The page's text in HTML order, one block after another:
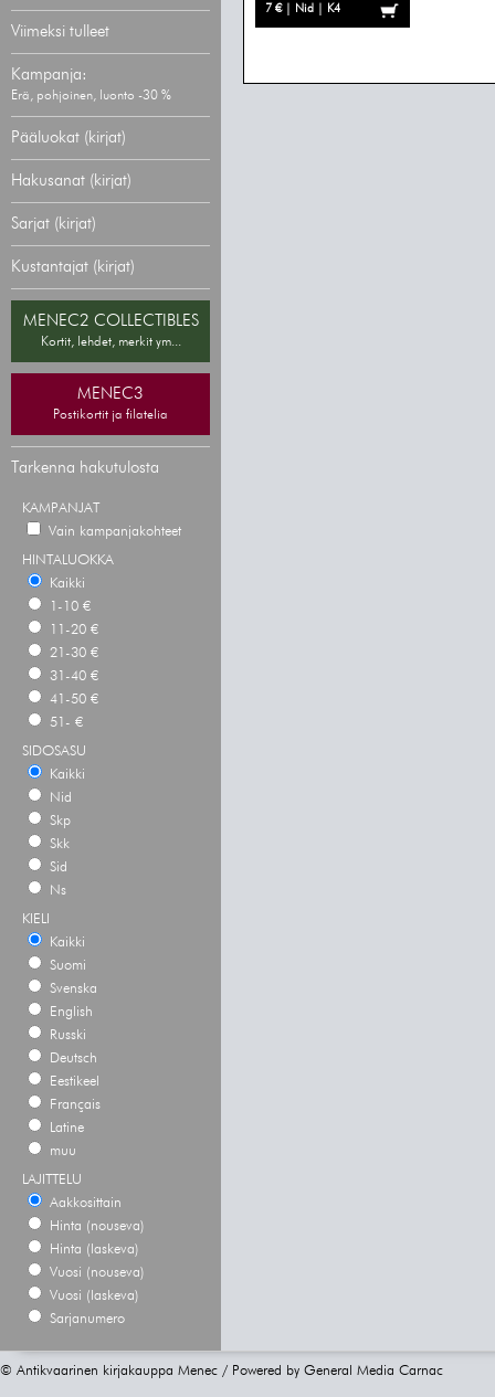
Viimeksi tulleet
Kampanja:
Erä, pohjoinen, luonto -30 %
Pääluokat (kirjat)
Hakusanat (kirjat)
Sarjat (kirjat)
Kustantajat (kirjat)
MENEC2 COLLECTIBLES
Kortit, lehdet, merkit ym...
MENEC3
Postikortit ja filatelia
Tarkenna hakutulosta
KAMPANJAT
Vain kampanjakohteet
HINTALUOKKA
Kaikki
1-10 €
11-20 €
21-30 €
31-40 €
41-50 €
51- €
SIDOSASU
Kaikki
Nid
Skp
Skk
Sid
Ns
KIELI
Kaikki
Suomi
Svenska
English
Russki
Deutsch
Eestikeel
Français
Latine
muu
LAJITTELU
Aakkosittain
Hinta (nouseva)
Hinta (laskeva)
Vuosi (nouseva)
Vuosi (laskeva)
Sarjanumero
7 € | Nid | K4
© Antikvaarinen kirjakauppa Menec / Powered by General Media Carnac